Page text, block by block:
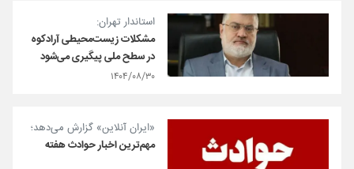
استاندار تهران:
مشکلات زیست‌محیطی آرادکوه
در سطح ملی پیگیری می‌شود
۱۴۰۴/۰۸/۳۰
«ایران آنلاین» گزارش می‌دهد؛
مهم‌ترین اخبار حوادث هفته